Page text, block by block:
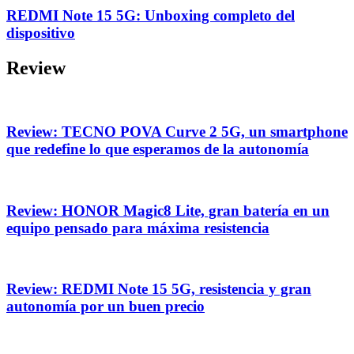
REDMI Note 15 5G: Unboxing completo del
dispositivo
Review
Review: TECNO POVA Curve 2 5G, un smartphone
que redefine lo que esperamos de la autonomía
Review: HONOR Magic8 Lite, gran batería en un
equipo pensado para máxima resistencia
Review: REDMI Note 15 5G, resistencia y gran
autonomía por un buen precio